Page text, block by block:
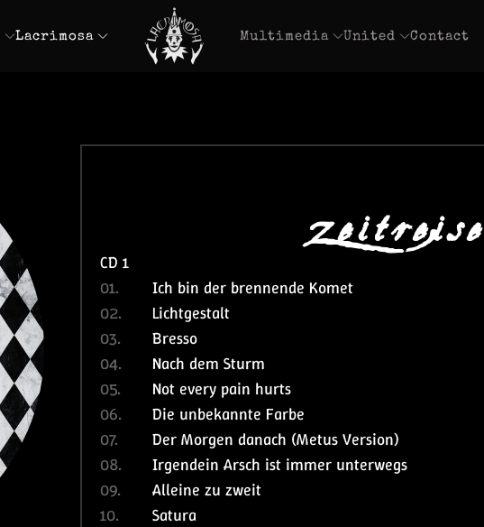
Lacrimosa Multimedia United Contact
Zeitreise
CD 1
01.
Ich bin der brennende Komet
02.
Lichtgestalt
03.
Bresso
04.
Nach dem Sturm
05.
Not every pain hurts
06.
Die unbekannte Farbe
07.
Der Morgen danach (Metus Version)
08.
Irgendein Arsch ist immer unterwegs
09.
Alleine zu zweit
10.
Satura